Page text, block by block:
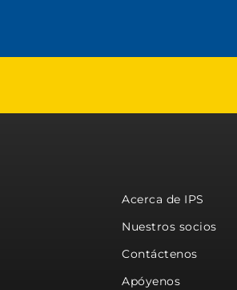
Acerca de IPS
Nuestros socios
Contáctenos
Apóyenos